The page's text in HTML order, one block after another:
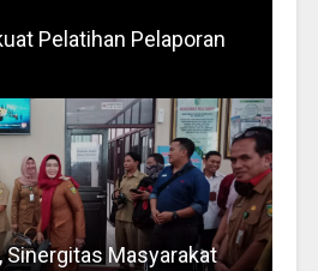
Pelatihan Pelaporan
Sinergitas Masyarakat